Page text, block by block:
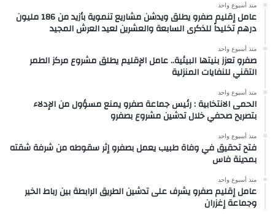
منذ أسبوع واحد
عامل إقليم صفرو يطلق ويدشن مشاريع تنموية بأزيد من 186 مليون
درهم تخليداً للذكرى السابعة والعشرين لعيد العرش المجيد
منذ أسبوع واحد
صفرو تعزز بنيتها البيئية.. عامل الإقليم يطلق مشروع مركز الطمر
التقني للنفايات المنزلية
منذ أسبوع واحد
الحمى الانتخابية : رئيس جماعة صفرو يمنع مسؤول من الإدلاء
بتصريح صحفي خلال تدشين مشروع بصفرو
منذ أسبوع واحد
فتح تحقيق في وفاة طبيب يعمل بصفرو إثر سقوطه من شرفة شقته
بمدينة فاس
منذ أسبوع واحد
عامل إقليم صفرو يشرف على تدشين الطريق الرابطة بين رباط الخير
وجماعة إغزران